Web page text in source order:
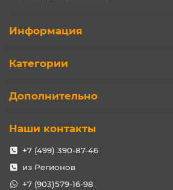
Информация
Категории
Дополнительно
Наши контакты
+7 (499) 390-87-46
из Регионов
+7 (903)579-16-98